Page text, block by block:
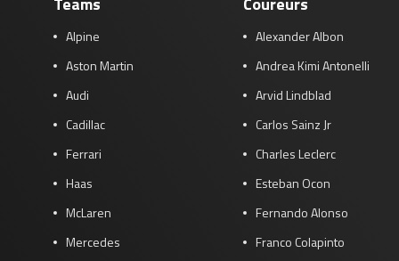
Kwalificatie
za 05:00 - 06:00
GP ABU DHABI 2026 04 - 06 dec
Kwalificatie
za 15:00 - 16:00
Race
zo 14:00 - 16:00
Alpine
Aston Martin
Audi
Cadillac
Ferrari
Haas
McLaren
Mercedes
Alexander Albon
Andrea Kimi Antonelli
Arvid Lindblad
Carlos Sainz Jr
Charles Leclerc
Esteban Ocon
Fernando Alonso
Franco Colapinto